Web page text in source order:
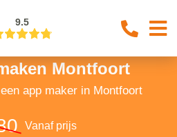
9.5
Montfoort
app maker in Montfoort
Vanaf prijs